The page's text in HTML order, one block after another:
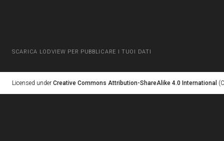
SCARICA LODVIEW PER PUBBLICARE I TUOI DATI
Licensed under Creative Commons Attribution-ShareAlike 4.0 International